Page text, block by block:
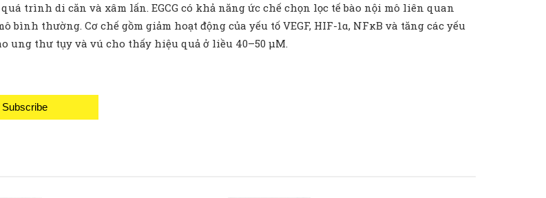
trình di căn và xâm lấn. EGCG có khả năng ức chế chọn lọc tế bào nội mô liên quan
bình thường. Cơ chế gồm giảm hoạt động của yếu tố VEGF, HIF-1α, NFκB và tăng các yếu
ung thư tụy và vú cho thấy hiệu quả ở liều 40–50 µM.
Subscribe